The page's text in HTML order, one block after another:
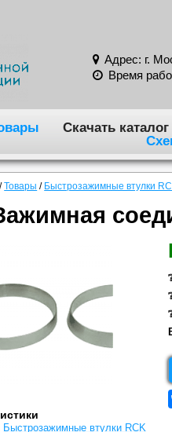
Адрес: г.
Время
Скачать каталог
/ Товары / Быстрозажимные втулки
Быстрозажимные втулки RCK